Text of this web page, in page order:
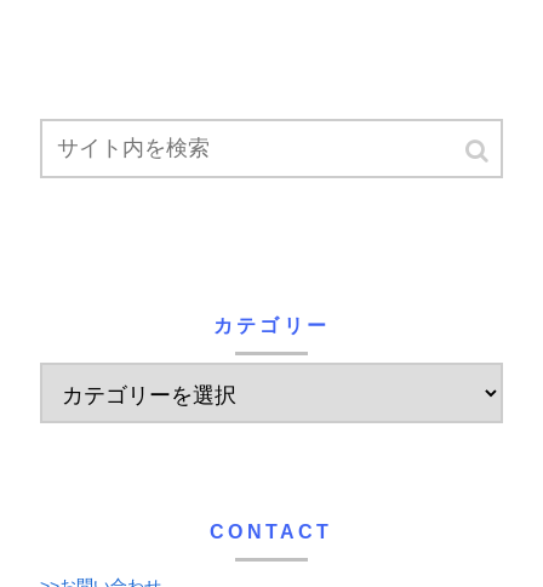
カテゴリー
CONTACT